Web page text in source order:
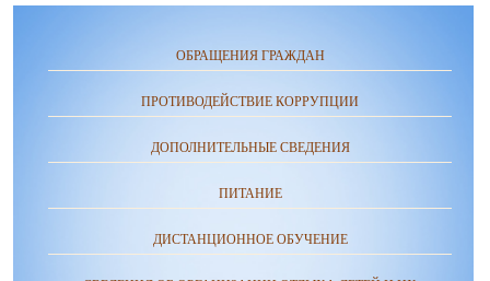
ОБРАЩЕНИЯ ГРАЖДАН
ПРОТИВОДЕЙСТВИЕ КОРРУПЦИИ
ДОПОЛНИТЕЛЬНЫЕ СВЕДЕНИЯ
ПИТАНИЕ
ДИСТАНЦИОННОЕ ОБУЧЕНИЕ